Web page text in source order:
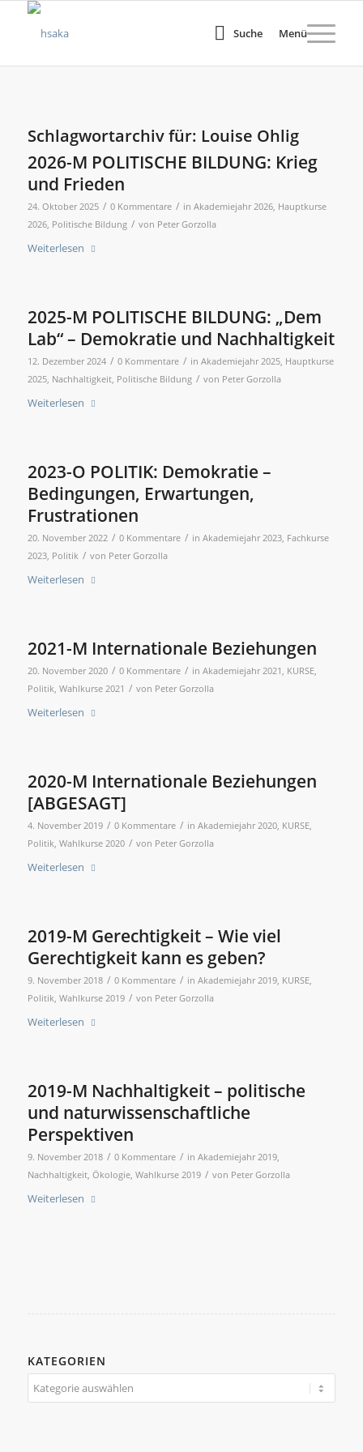
Suche Menü
Schlagwortarchiv für: Louise Ohlig
2026-M POLITISCHE BILDUNG: Krieg
und Frieden
24. Oktober 2025 / 0 Kommentare / in Akademiejahr 2026, Hauptkurse
2026, Politische Bildung / von Peter Gorzolla
Weiterlesen
2025-M POLITISCHE BILDUNG: „Dem
Lab“ – Demokratie und Nachhaltigkeit
12. Dezember 2024 / 0 Kommentare / in Akademiejahr 2025, Hauptkurse
2025, Nachhaltigkeit, Politische Bildung / von Peter Gorzolla
Weiterlesen
2023-O POLITIK: Demokratie –
Bedingungen, Erwartungen,
Frustrationen
20. November 2022 / 0 Kommentare / in Akademiejahr 2023, Fachkurse
2023, Politik / von Peter Gorzolla
Weiterlesen
2021-M Internationale Beziehungen
20. November 2020 / 0 Kommentare / in Akademiejahr 2021 , KURSE,
Politik, Wahlkurse 2021 / von Peter Gorzolla
Weiterlesen
2020-M Internationale Beziehungen
[ABGESAGT]
4. November 2019 / 0 Kommentare / in Akademiejahr 2020, KURSE,
Politik, Wahlkurse 2020 / von Peter Gorzolla
Weiterlesen
2019-M Gerechtigkeit – Wie viel
Gerechtigkeit kann es geben?
9. November 2018 / 0 Kommentare / in Akademiejahr 2019, KURSE,
Politik, Wahlkurse 2019 / von Peter Gorzolla
Weiterlesen
2019-M Nachhaltigkeit – politische
und naturwissenschaftliche
Perspektiven
9. November 2018 / 0 Kommentare / in Akademiejahr 2019,
Nachhaltigkeit, Ökologie, Wahlkurse 2019 / von Peter Gorzolla
Weiterlesen
KATEGORIEN
Kategorien